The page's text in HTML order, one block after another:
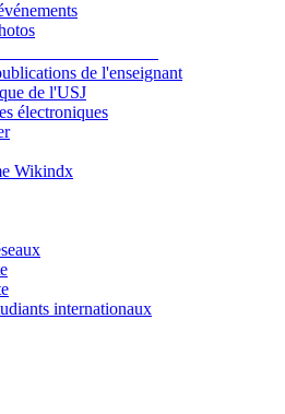
de l'enseignant
de l'USJ
électroniques
Wikindx
internationaux